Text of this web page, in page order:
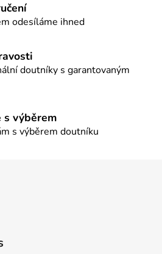
odesíláme ihned
doutníky s garantovaným
s výběrem
s výběrem doutníku